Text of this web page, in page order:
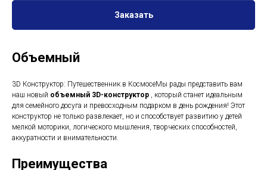
Заказать
Объемный
3D Конструктор: Путешественник в КосмосеМы рады представить вам
наш новый объемный 3D-конструктор , который станет идеальным
для семейного досуга и превосходным подарком в день рождения! Этот
конструктор не только развлекает, но и способствует развитию у детей
мелкой моторики, логического мышления, творческих способностей,
аккуратности и внимательности.
Преимущества